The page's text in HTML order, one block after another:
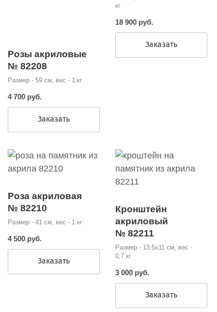
Розы акриловые
№ 82208
Размер - 59 см, вес - 1 кг
4 700 руб.
Заказать
кг
18 900 руб.
Заказать
Роза акриловая
№ 82210
Размер - 41 см, вес - 1 кг
4 500 руб.
Заказать
Кронштейн
акриловый
№ 82211
Размер - 13,5х11 см, вес -
0,7 кг
3 000 руб.
Заказать